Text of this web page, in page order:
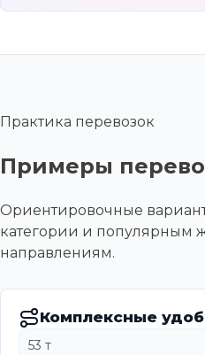
Практика перевозок
Примеры
Ориентировочные
категории и популярным
направлениям.
Комплексные
53 т